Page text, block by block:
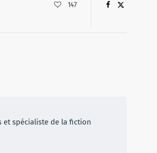
147
et spécialiste de la fiction